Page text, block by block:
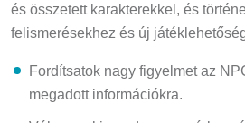
és összetett karakterekkel, és
felismerésekhez és új
Fordítsatok nagy figyelmet az
megadott információkra.